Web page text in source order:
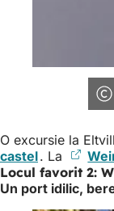
O excursie la
castel(Se
deschide
într-
. La
Locul favorit 2:
Un port idilic,